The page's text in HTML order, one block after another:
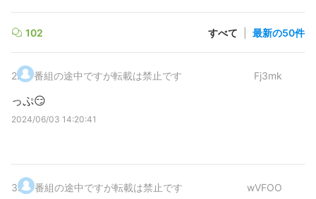
102 すべて 最新の50件
2. 番組の途中ですが転載は禁止です Fj3mk
っぷ😏
2024/06/03 14:20:41
3. 番組の途中ですが転載は禁止です wVFOO